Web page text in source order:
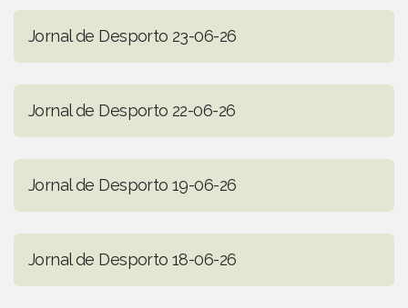
Jornal de Desporto 23-06-26
Jornal de Desporto 22-06-26
Jornal de Desporto 19-06-26
Jornal de Desporto 18-06-26